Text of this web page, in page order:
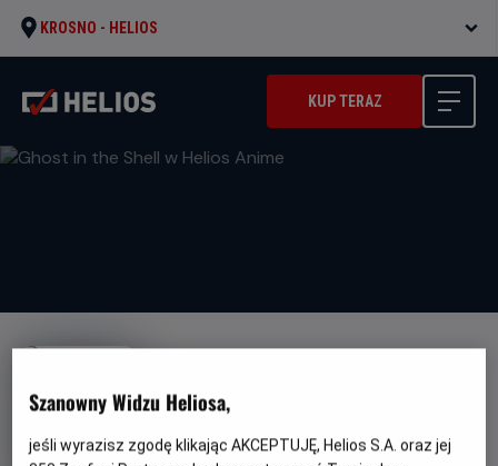
KROSNO - HELIOS
KUP TERAZ
Ghost in the Shell w Helios
Szanowny Widzu Heliosa,
jeśli wyrazisz zgodę klikając AKCEPTUJĘ, Helios S.A. oraz jej